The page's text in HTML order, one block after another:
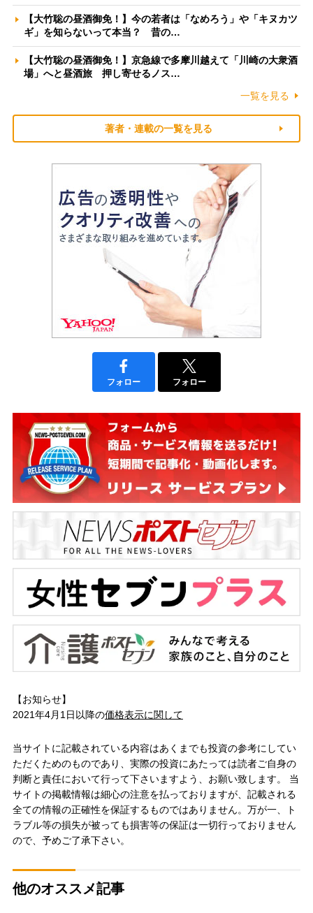
【大竹聡の昼酒御免！】今の若者は「なめろう」や「キヌカツ
ギ」を知らないって本当？ 昔の…
【大竹聡の昼酒御免！】京急線で多摩川越えて「川崎の大衆酒
場」へと昼酒旅 押し寄せるノス…
一覧を見る
著者・連載の一覧を見る
フォロー フォロー
【お知らせ】
2021年4月1日以降の価格表示に関して
当サイトに記載されている内容はあくまでも投資の参考にしてい
ただくためのものであり、実際の投資にあたっては読者ご自身の
判断と責任において行って下さいますよう、お願い致します。 当
サイトの掲載情報は細心の注意を払っておりますが、記載される
全ての情報の正確性を保証するものではありません。万が一、ト
ラブル等の損失が被っても損害等の保証は一切行っておりません
ので、予めご了承下さい。
他のオススメ記事